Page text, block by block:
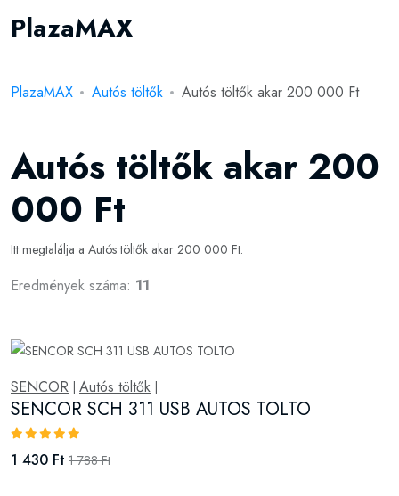
PlazaMAX
PlazaMAX Autós töltők Autós töltők akar 200 000 Ft
Autós töltők akar 200
000 Ft
Itt megtalálja a Autós töltők akar 200 000 Ft.
Eredmények száma: 11
SENCOR | Autós töltők |
SENCOR SCH 311 USB AUTOS TOLTO
1 430 Ft 1 788 Ft